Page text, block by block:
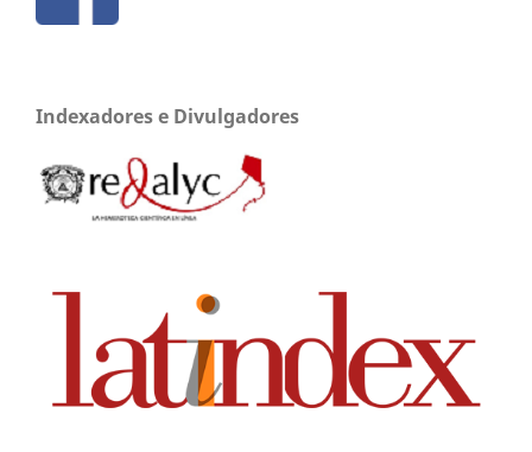
Indexadores e Divulgadores